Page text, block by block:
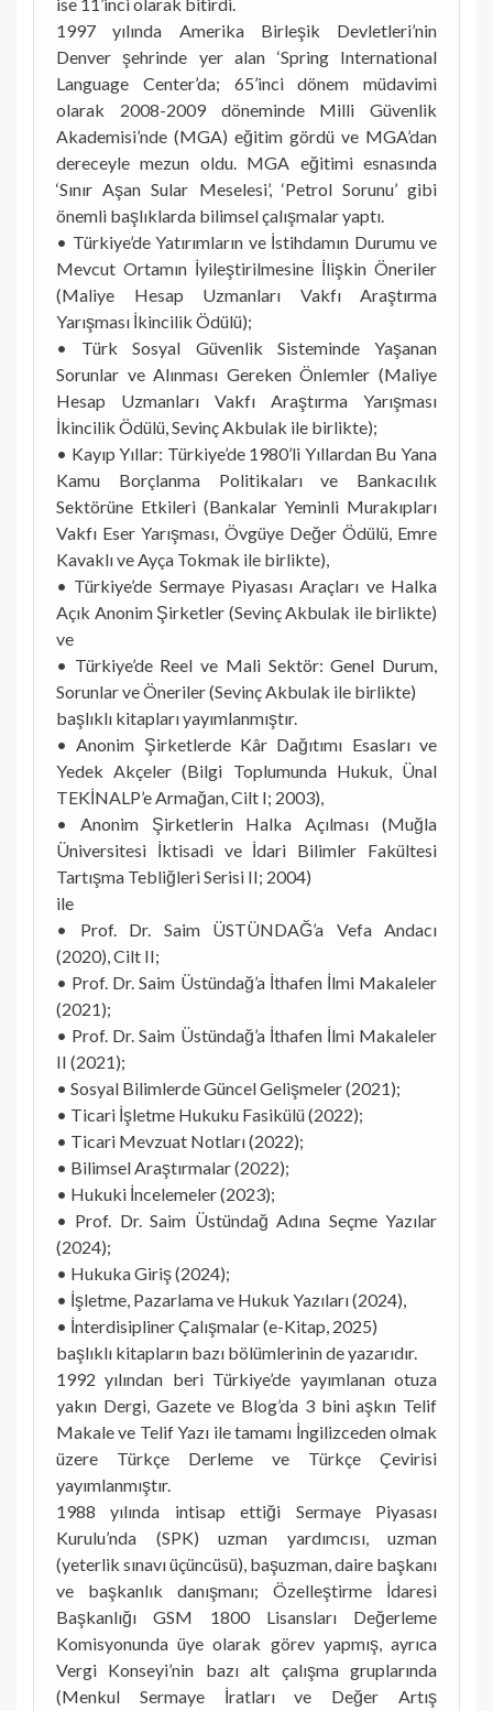
1997 yılında Amerika Birleşik Devletleri’nin
Denver şehrinde yer alan ‘Spring International
Language Center’da; 65’inci dönem müdavimi
olarak 2008-2009 döneminde Milli Güvenlik
Akademisi’nde (MGA) eğitim gördü ve MGA’dan
dereceyle mezun oldu. MGA eğitimi esnasında
‘Sınır Aşan Sular Meselesi’, ‘Petrol Sorunu’ gibi
önemli başlıklarda bilimsel çalışmalar yaptı.
• Türkiye’de Yatırımların ve İstihdamın Durumu ve
Mevcut Ortamın İyileştirilmesine İlişkin Öneriler
(Maliye Hesap Uzmanları Vakfı Araştırma
Yarışması İkincilik Ödülü);
• Türk Sosyal Güvenlik Sisteminde Yaşanan
Sorunlar ve Alınması Gereken Önlemler (Maliye
Hesap Uzmanları Vakfı Araştırma Yarışması
İkincilik Ödülü, Sevinç Akbulak ile birlikte);
• Kayıp Yıllar: Türkiye’de 1980’li Yıllardan Bu Yana
Kamu Borçlanma Politikaları ve Bankacılık
Sektörüne Etkileri (Bankalar Yeminli Murakıpları
Vakfı Eser Yarışması, Övgüye Değer Ödülü, Emre
Kavaklı ve Ayça Tokmak ile birlikte),
• Türkiye’de Sermaye Piyasası Araçları ve Halka
Açık Anonim Şirketler (Sevinç Akbulak ile birlikte)
ve
• Türkiye’de Reel ve Mali Sektör: Genel Durum,
Sorunlar ve Öneriler (Sevinç Akbulak ile birlikte)
başlıklı kitapları yayımlanmıştır.
• Anonim Şirketlerde Kâr Dağıtımı Esasları ve
Yedek Akçeler (Bilgi Toplumunda Hukuk, Ünal
TEKİNALP’e Armağan, Cilt I; 2003),
• Anonim Şirketlerin Halka Açılması (Muğla
Üniversitesi İktisadi ve İdari Bilimler Fakültesi
Tartışma Tebliğleri Serisi II; 2004)
ile
• Prof. Dr. Saim ÜSTÜNDAĞ’a Vefa Andacı
(2020), Cilt II;
• Prof. Dr. Saim Üstündağ’a İthafen İlmi Makaleler
(2021);
• Prof. Dr. Saim Üstündağ’a İthafen İlmi Makaleler
II (2021);
• Sosyal Bilimlerde Güncel Gelişmeler (2021);
• Ticari İşletme Hukuku Fasikülü (2022);
• Ticari Mevzuat Notları (2022);
• Bilimsel Araştırmalar (2022);
• Hukuki İncelemeler (2023);
• Prof. Dr. Saim Üstündağ Adına Seçme Yazılar
(2024);
• Hukuka Giriş (2024);
• İşletme, Pazarlama ve Hukuk Yazıları (2024),
• İnterdisipliner Çalışmalar (e-Kitap, 2025)
başlıklı kitapların bazı bölümlerinin de yazarıdır.
1992 yılından beri Türkiye’de yayımlanan otuza
yakın Dergi, Gazete ve Blog’da 3 bini aşkın Telif
Makale ve Telif Yazı ile tamamı İngilizceden olmak
üzere Türkçe Derleme ve Türkçe Çevirisi
yayımlanmıştır.
1988 yılında intisap ettiği Sermaye Piyasası
Kurulu’nda (SPK) uzman yardımcısı, uzman
(yeterlik sınavı üçüncüsü), başuzman, daire başkanı
ve başkanlık danışmanı; Özelleştirme İdaresi
Başkanlığı GSM 1800 Lisansları Değerleme
Komisyonunda üye olarak görev yapmış, ayrıca
Vergi Konseyi’nin bazı alt çalışma gruplarında
(Menkul Sermaye İratları ve Değer Artış